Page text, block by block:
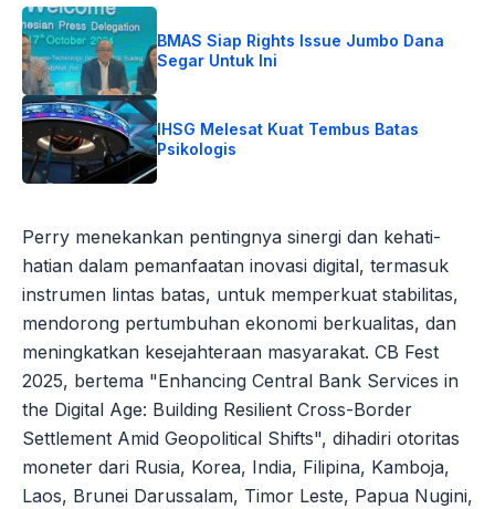
BMAS Siap Rights Issue Jumbo Dana
Segar Untuk Ini
IHSG Melesat Kuat Tembus Batas
Psikologis
Perry menekankan pentingnya sinergi dan kehati-
hatian dalam pemanfaatan inovasi digital, termasuk
instrumen lintas batas, untuk memperkuat stabilitas,
mendorong pertumbuhan ekonomi berkualitas, dan
meningkatkan kesejahteraan masyarakat. CB Fest
2025, bertema "Enhancing Central Bank Services in
the Digital Age: Building Resilient Cross-Border
Settlement Amid Geopolitical Shifts", dihadiri otoritas
moneter dari Rusia, Korea, India, Filipina, Kamboja,
Laos, Brunei Darussalam, Timor Leste, Papua Nugini,